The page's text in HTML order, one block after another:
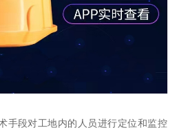
手段对工地内的人员进行定位和监控